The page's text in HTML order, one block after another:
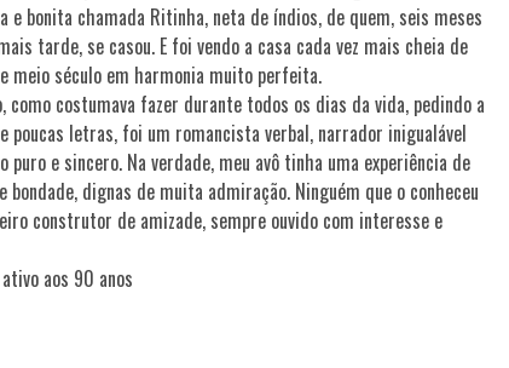
e bonita chamada Ritinha, neta de índios, de quem, seis meses
tarde, se casou. E foi vendo a casa cada vez mais cheia de
meio século em harmonia muito perfeita.
costumava fazer durante todos os dias da vida, pedindo a
letras, foi um romancista verbal, narrador inigualável
e sincero. Na verdade, meu avô tinha uma experiência de
dignas de muita admiração. Ninguém que o conheceu
construtor de amizade, sempre ouvido com interesse e
aos 90 anos